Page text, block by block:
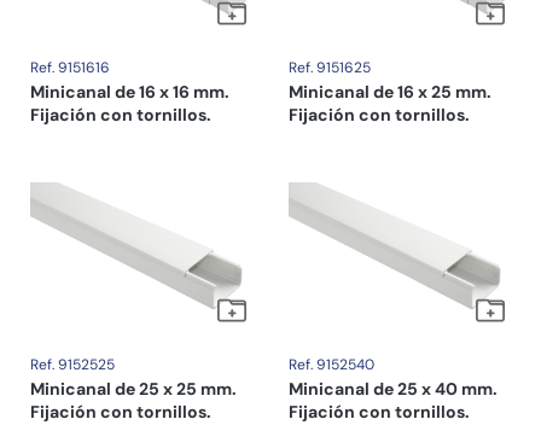
Ref. 9151616
Minicanal de 16 x 16 mm.
Fijación con tornillos.
Ref. 9151625
Minicanal de 16 x 25 mm.
Fijación con tornillos.
Ref. 9152525
Minicanal de 25 x 25 mm.
Fijación con tornillos.
Ref. 9152540
Minicanal de 25 x 40 mm.
Fijación con tornillos.